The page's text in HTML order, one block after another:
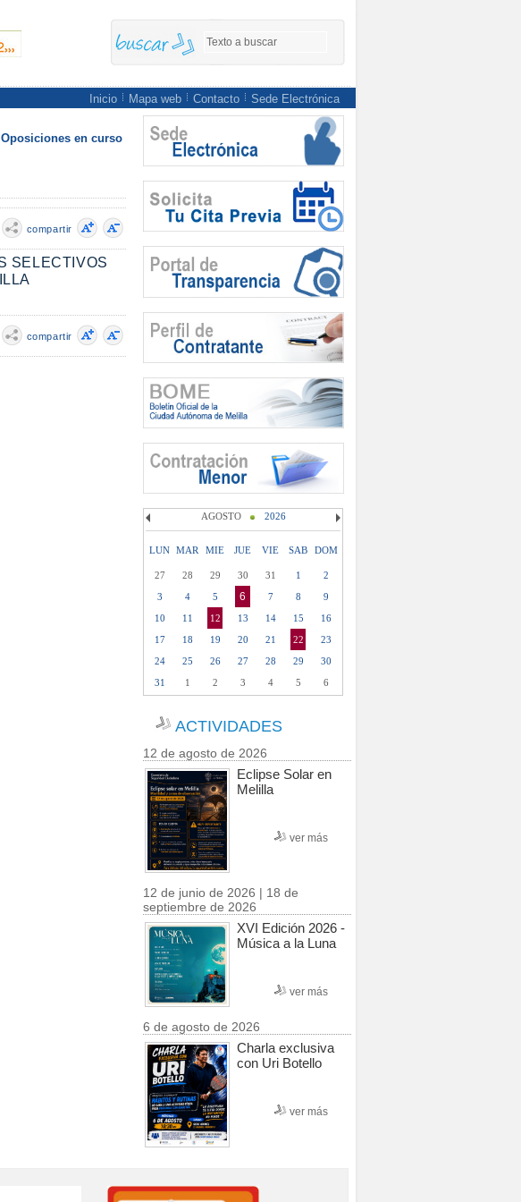
Inicio Mapa web Contacto Sede Electrónica
Oposiciones en curso
compartir
compartir
AGOSTO 2026
LUN MAR MIE JUE VIE SAB DOM
27 28 29 30 31 1
2
3
4 5 6 7 8
9
10
11 12 13 14 15
16
17
18 19 20 21 22
23
24
25 26 27 28 29
30
31
1 2 3 4 5 6
ACTIVIDADES
12 de agosto de 2026
Eclipse Solar en
Melilla
ver más
12 de junio de 2026 | 18 de
septiembre de 2026
XVI Edición 2026 -
Música a la Luna
ver más
6 de agosto de 2026
Charla exclusiva
con Uri Botello
ver más